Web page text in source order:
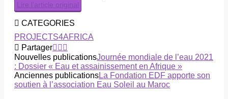
Lire l’article original
CATEGORIES
PROJECTS4AFRICA
Partager
Nouvelles publicationsJournée mondiale de l’eau 2021
: Dossier « Eau et assainissement en Afrique »
Anciennes publicationsLa Fondation EDF apporte son
soutien à l’association Eau Soleil au Maroc